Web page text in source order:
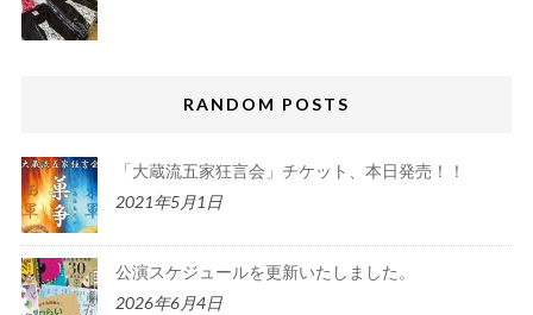
RANDOM POSTS
「大蔵流五家狂言会」チケット、本日発売！！
2021年5月1日
公演スケジュールを更新いたしました。
2026年6月4日